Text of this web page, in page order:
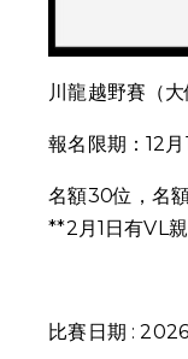
川龍越野賽（
報名限期：12月
名額30位，名
**2月1日有VL
比賽日期 :